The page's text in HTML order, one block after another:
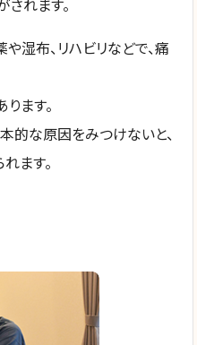
れます。
湿布、リハビリなどで、痛
ます。
的な原因をみつけないと、
ます。